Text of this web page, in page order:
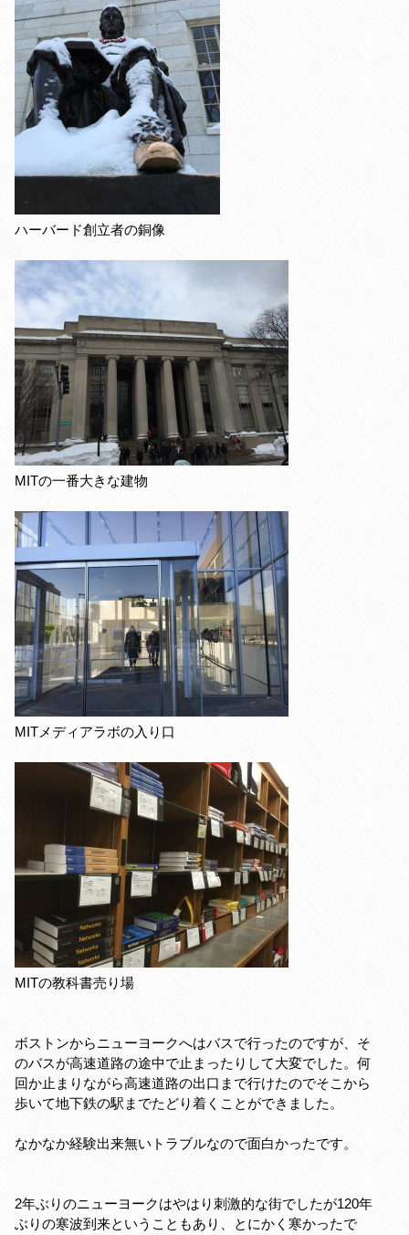
ハーバード創立者の銅像
MITの一番大きな建物
MITメディアラボの入り口
MITの教科書売り場
ボストンからニューヨークへはバスで行ったのですが、そ
のバスが高速道路の途中で止まったりして大変でした。何
回か止まりながら高速道路の出口まで行けたのでそこから
歩いて地下鉄の駅までたどり着くことができました。
なかなか経験出来無いトラブルなので面白かったです。
2年ぶりのニューヨークはやはり刺激的な街でしたが120年
ぶりの寒波到来ということもあり、とにかく寒かったで